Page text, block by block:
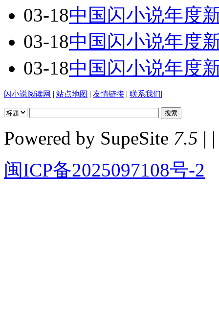
03-18中国闪小说年度
03-18中国闪小说年度
03-18中国闪小说年度
闪小说阅读网 | 站点地图 | 友情链接 | 联系我们|
Powered by SupeSite 7.5 | |
闽ICP备2025097108号-2